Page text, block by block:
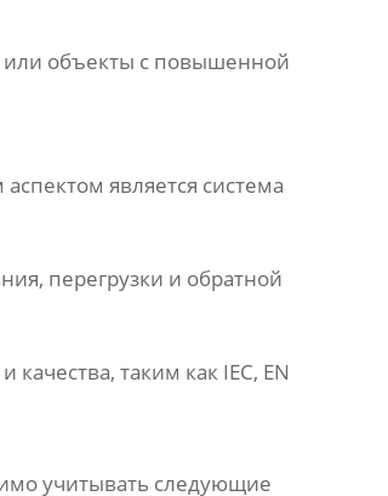
или объекты с повышенной
является система
перегрузки и обратной
таким как IEC, EN
учитывать следующие